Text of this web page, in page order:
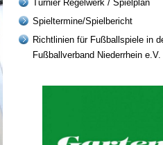
Turnier Regelwerk / Spielplan
Spieltermine/Spielbericht
Richtlinien für Fußballspiele in
Fußballverband Niederrhein